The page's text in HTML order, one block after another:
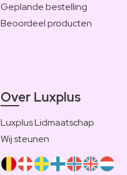
Geplande bestelling
Beoordeel producten
Over Luxplus
Luxplus Lidmaatschap
Wij steunen